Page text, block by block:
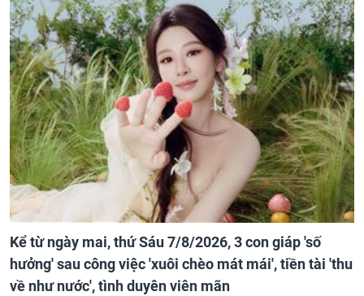
Kể từ ngày mai, thứ Sáu 7/8/2026, 3 con giáp 'số
hưởng' sau công việc 'xuôi chèo mát mái', tiền tài 'thu
về như nước', tình duyên viên mãn